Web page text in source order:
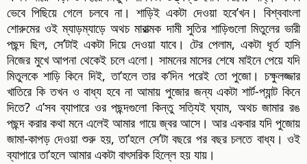
ভেবে পিছিয়ে গেলে চলবে না। শাড়িই একটা দেওয়া হবে’খন। বিশ্ববাংলা
শোরুমের ওই ম্যাড়ম্যাড়ে অথচ মারাত্মক দামী সুতির শাড়িগুলো মিতুলের ভারী
পছন্দ ছিল, সে’টাই একটা দিয়ে দেওয়া যাবে। টের পেলাম, একটা ধূর্ত হাসি
নিজের মুখে আপনা থেকেই চলে এলো। সামনের মাসের শেষে মাইনে পেয়ে যদি
মিতুলকে শাড়ি কিনে দিই, তা’হলে তার ক’দিন পরেই তো পুজো। চক্ষুলজ্জার
খাতিরে কি তখন ও বাধ্য হবে না আমায় পুজোর জন্য একটা শার্ট-প্যান্ট কিনে
দিতে? এ’সব ব্যাপারে ওর পছন্দগুলো কিন্তু সত্যিই ঘ্যাম, অথচ জামার রঙ
পছন্দ করার কথা মনে এলেই আমার গায়ে জ্বর আসে। আর একবার যদি পুজোয়
জামা-কাপড় দেওয়া শুরু হয়, তা’হলে সে’টা বছরে পর বছর চলতে বাধ্য। ওই
ব্যাপারে তা’হলে আমার একটা বাৎসরিক হিল্লে হয় যায়।